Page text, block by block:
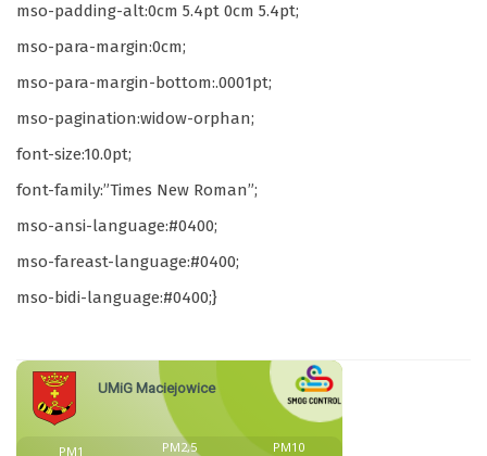
mso-padding-alt:0cm 5.4pt 0cm 5.4pt;
mso-para-margin:0cm;
mso-para-margin-bottom:.0001pt;
mso-pagination:widow-orphan;
font-size:10.0pt;
font-family:”Times New Roman”;
mso-ansi-language:#0400;
mso-fareast-language:#0400;
mso-bidi-language:#0400;}